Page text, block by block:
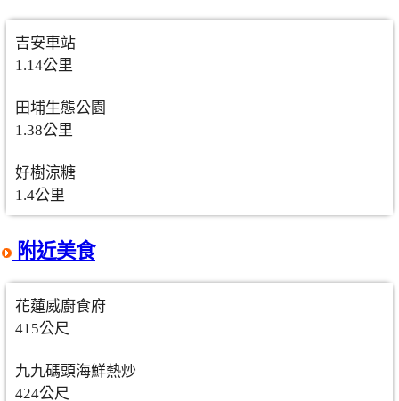
吉安車站
1.14公里
田埔生態公園
1.38公里
好樹涼糖
1.4公里
附近美食
花蓮威廚食府
415公尺
九九碼頭海鮮熱炒
424公尺